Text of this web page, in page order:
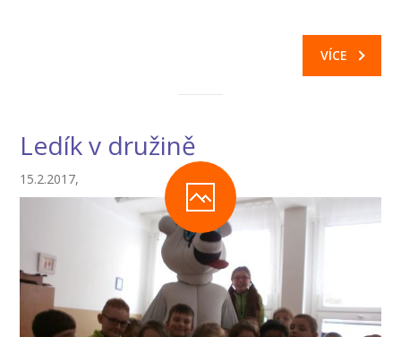
-- Co škola nabízí
-- Odklad
-- První školní dny
VÍCE
Ledík v družině
15.2.2017,